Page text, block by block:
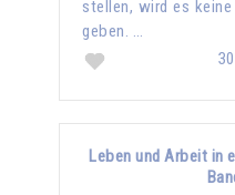
stellen, wird es
geben. …
Leben und Arbeit in